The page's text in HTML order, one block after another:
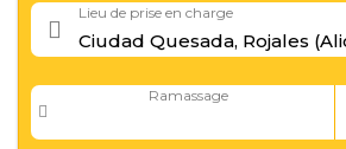
Lieu de prise en charge
Ramassage